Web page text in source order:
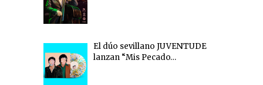
El dúo sevillano JUVENTUDE
lanzan “Mis Pecado…